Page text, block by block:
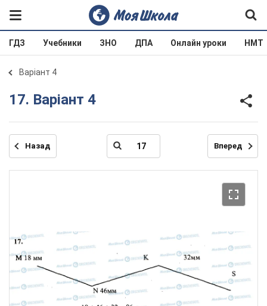
ГДЗ Учебники ЗНО ДПА Онлайн уроки НМТ
Варіант 4
17. Варіант 4
Назад Вперед